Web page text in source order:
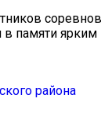
в памяти
района